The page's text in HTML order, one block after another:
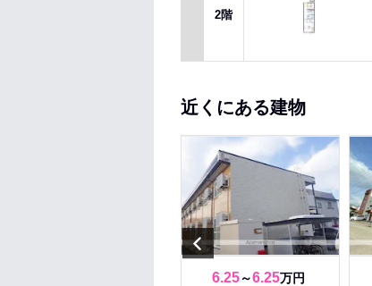
2階
近くにある建物
Previous
6.25～6.25万円